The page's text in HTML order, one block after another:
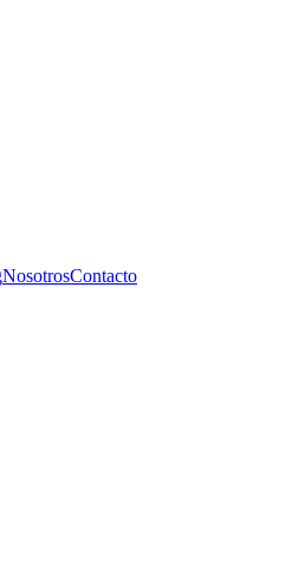
NosotrosContacto